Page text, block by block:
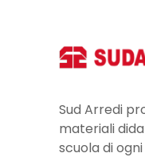
Sud Arredi
materiali
scuola di